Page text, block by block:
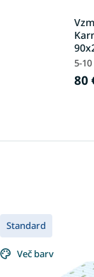
5-
80
Standard
Več barv